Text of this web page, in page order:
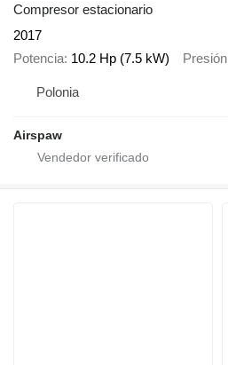
Compresor estacionario
2017
Potencia 10.2 Hp (7.5 kW) Presión
Polonia
Airspaw